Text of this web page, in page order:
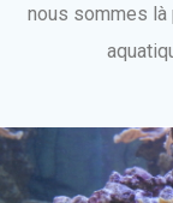
nous sommes